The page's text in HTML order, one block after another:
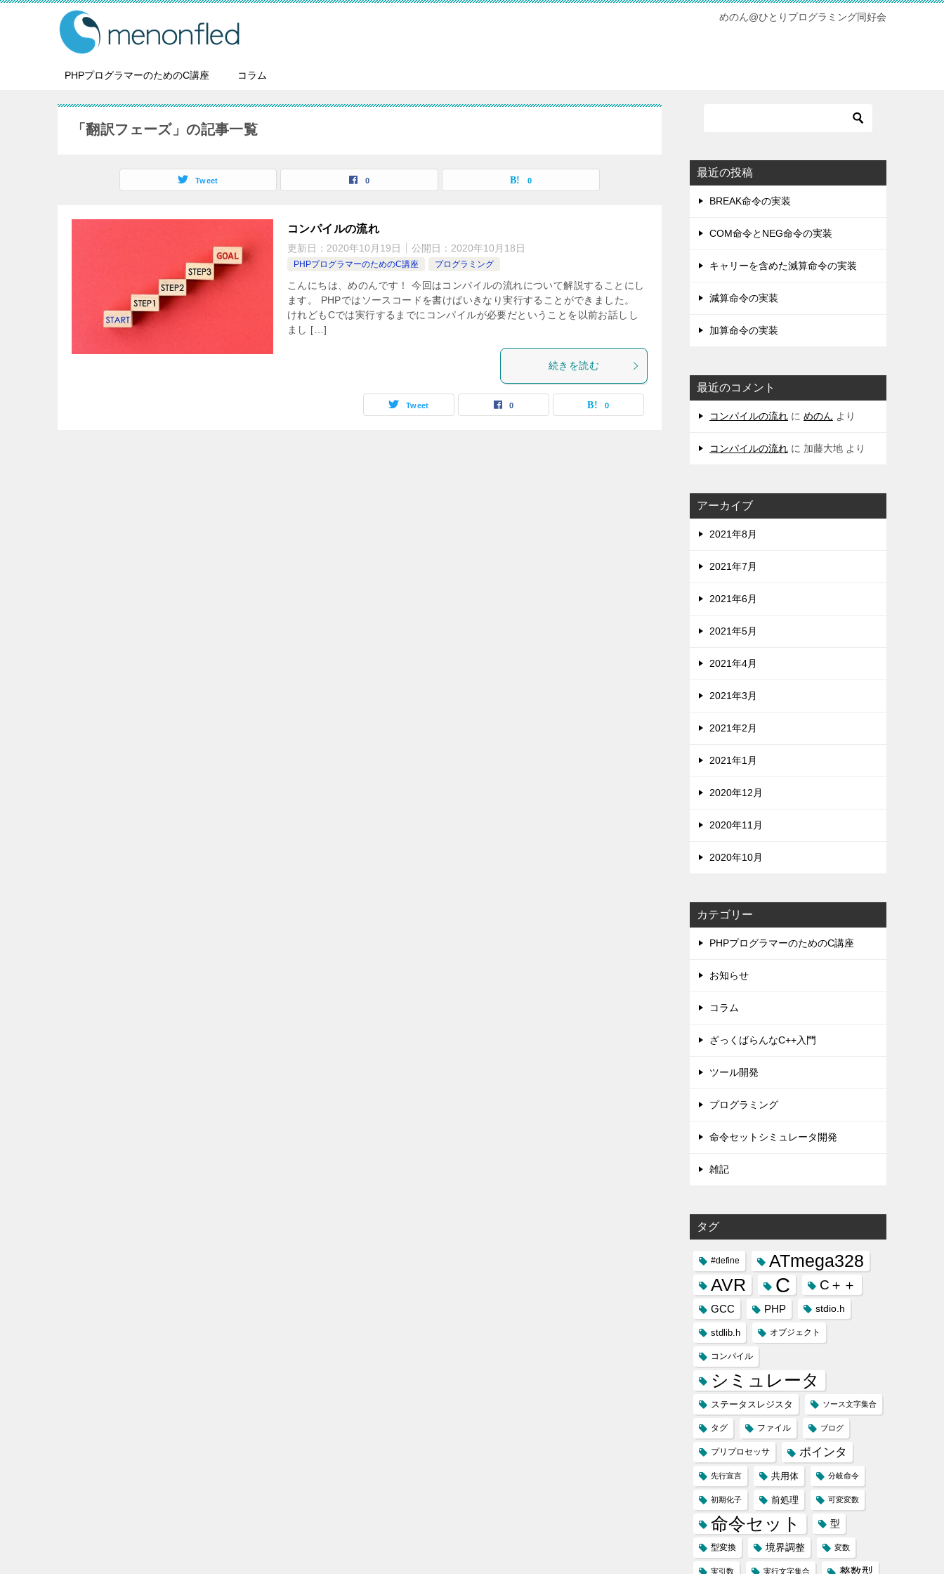
めのん@ひとりプログラミング同好会
PHPプログラマーのためのC講座 コラム
「翻訳フェーズ」の記事一覧
Tweet 0 0
コンパイルの流れ
更新日： 2020年10月19日 公開日： 2020年10月18日
PHPプログラマーのためのC講座 プログラミング
こんにちは、めのんです！ 今回はコンパイルの流れについて解説することにし
ます。 PHPではソースコードを書けばいきなり実行することができました。
けれどもCでは実行するまでにコンパイルが必要だということを以前お話しし
まし […]
続きを読む
Tweet 0 0
最近の投稿
BREAK命令の実装
COM命令とNEG命令の実装
キャリーを含めた減算命令の実装
減算命令の実装
加算命令の実装
最近のコメント
コンパイルの流れ に めのん より
コンパイルの流れ に 加藤大地 より
アーカイブ
2021年8月
2021年7月
2021年6月
2021年5月
2021年4月
2021年3月
2021年2月
2021年1月
2020年12月
2020年11月
2020年10月
カテゴリー
PHPプログラマーのためのC講座
お知らせ
コラム
ざっくばらんなC++入門
ツール開発
プログラミング
命令セットシミュレータ開発
雑記
タグ
#define
ATmega328
AVR
C C＋＋
GCC PHP stdio.h
stdlib.h オブジェクト
コンパイル
シミュレータ
ステータスレジスタ ソース文字集合
タグ ファイル ブログ
プリプロセッサ ポインタ
先行宣言 共用体 分岐命令
初期化子 前処理 可変変数
命令セット 型
型変換 境界調整 変数
実引数 実行文字集合 整数型